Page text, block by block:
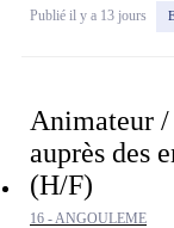
Publié il y a 13 jours
Animateur
auprès des
(H/F)
16 - ANGOULEME